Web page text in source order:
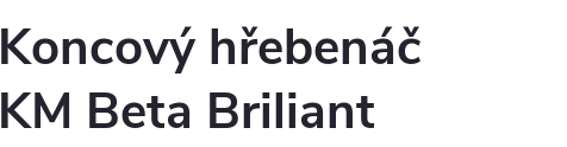
Koncový hřebenáč
KM Beta Briliant